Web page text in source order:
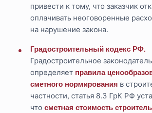
привести к тому, что заказчик
оплачивать неоговоренные
на нарушение закона.
Градостроительный кодекс РФ.
Градостроительное
определяет правила
сметного нормирования в
частности, статья 8.3 ГрК РФ
чтосметная стоимость